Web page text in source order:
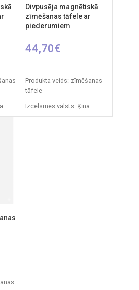
53,5
x 110
3
Divpusēja magnētiskā
zīmēšanas tāfele ar
piederumiem
44,70€
Produkta veids: zīmēšanas
tāfele
Izcelsmes valsts: Ķīna